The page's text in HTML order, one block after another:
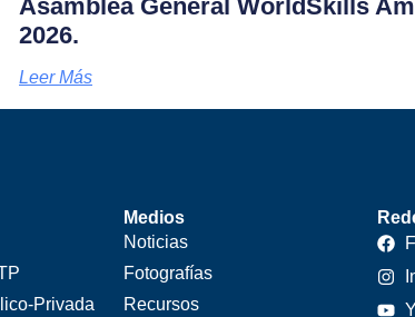
Asamblea General WorldSkills
2026.
Leer Más
Privada
Medios
Noticias
Fotografías
Recursos